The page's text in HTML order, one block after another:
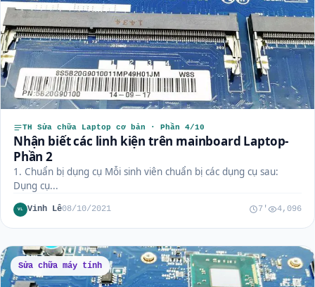
TH Sửa chữa Laptop cơ bản · Phần 4/10
Nhận biết các linh kiện trên mainboard Laptop-
Phần 2
1. Chuẩn bị dụng cụ Mỗi sinh viên chuẩn bị các dụng cụ sau:
Dụng cụ...
VL Vinh Lê08/10/2021 7' 4,096
Sửa chữa máy tính